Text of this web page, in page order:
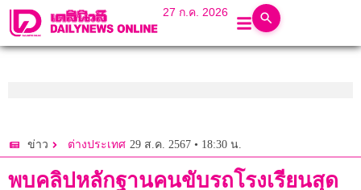
27 ก.ค. 2026
ข่าว ต่างประเทศ 29 ส.ค. 2567 • 18:30 น.
พบคลิปหลักฐานคนขับรถโรงเรียนสุด